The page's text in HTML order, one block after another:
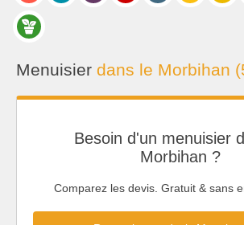
Menuisier dans le Morbihan
Besoin d'un menuisier
Morbihan ?
Comparez les devis. Gratuit & sans